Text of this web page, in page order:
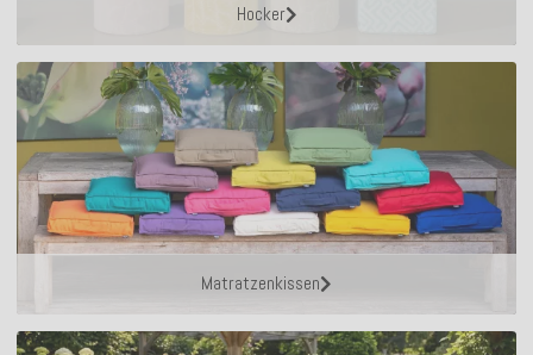
Hocker
Matratzenkissen